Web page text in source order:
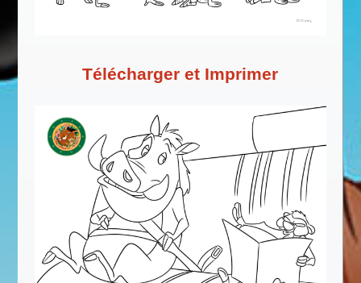
Télécharger et Imprimer